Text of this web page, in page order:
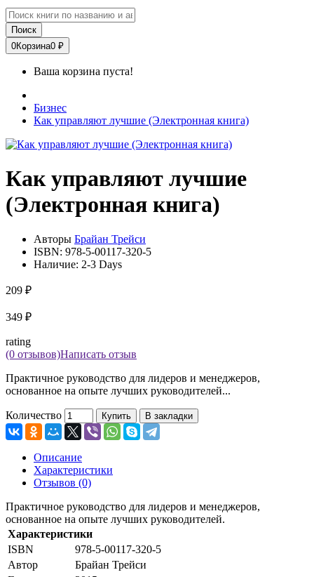
Поиск
0Корзина0 ₽
Ваша корзина пуста!
Бизнес
Как управляют лучшие (Электронная книга)
Как управляют лучшие
(Электронная книга)
Авторы Брайан Трейси
ISBN: 978-5-00117-320-5
Наличие: 2-3 Days
209 ₽
349 ₽
rating
(0 отзывов)Написать отзыв
Практичное руководство для лидеров и менеджеров,
основанное на опыте лучших руководителей...
Количество Купить В закладки
Описание
Характеристики
Отзывов (0)
Практичное руководство для лидеров и менеджеров,
основанное на опыте лучших руководителей.
Характеристики
ISBN
978-5-00117-320-5
Автор
Брайан Трейси